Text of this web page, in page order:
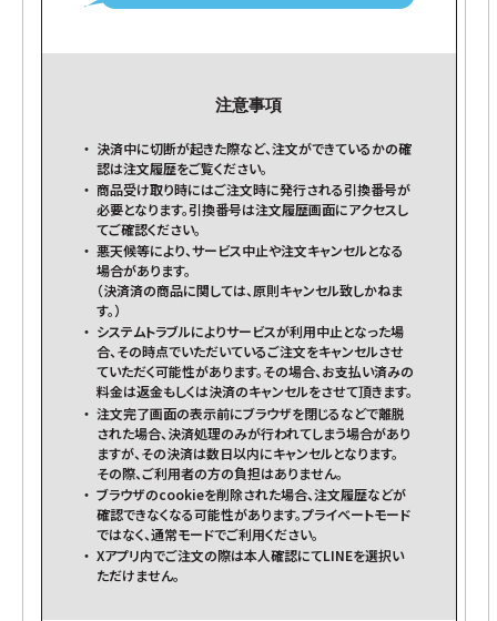
注意事項
決済中に切断が起きた際など、注文ができているかの確
認は注文履歴をご覧ください。
商品受け取り時にはご注文時に発行される引換番号が
必要となります。引換番号は注文履歴画面にアクセスし
てご確認ください。
悪天候等により、サービス中止や注文キャンセルとなる
場合があります。
（決済済の商品に関しては、原則キャンセル致しかねま
す。）
システムトラブルによりサービスが利用中止となった場
合、その時点でいただいているご注文をキャンセルさせ
ていただく可能性があります。その場合、お支払い済みの
料金は返金もしくは決済のキャンセルをさせて頂きます。
注文完了画面の表示前にブラウザを閉じるなどで離脱
された場合、決済処理のみが行われてしまう場合があり
ますが、その決済は数日以内にキャンセルとなります。
その際、ご利用者の方の負担はありません。
ブラウザのcookieを削除された場合、注文履歴などが
確認できなくなる可能性があります。プライベートモード
ではなく、通常モードでご利用ください。
Xアプリ内でご注文の際は本人確認にてLINEを選択い
ただけません。